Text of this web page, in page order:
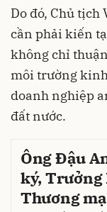
Do đó, Chủ tịch
cần phải kiến
không chỉ
môi trường
doanh nghiệp
đất nước.
Ông Đậu
ký, Trưởng
Thương